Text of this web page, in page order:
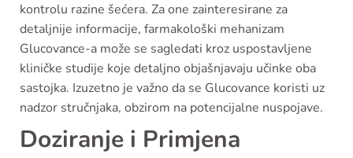
kontrolu razine šećera. Za one zainteresirane za
detaljnije informacije, farmakološki mehanizam
Glucovance-a može se sagledati kroz uspostavljene
kliničke studije koje detaljno objašnjavaju učinke oba
sastojka. Izuzetno je važno da se Glucovance koristi uz
nadzor stručnjaka, obzirom na potencijalne nuspojave.
Doziranje i Primjena